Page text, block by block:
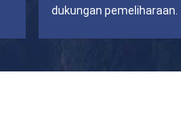
dukungan pemeliharaan.